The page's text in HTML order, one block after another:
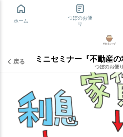
ホーム
つぼのお便
り
戻る ミニセミナー『不動産
つぼのお便り